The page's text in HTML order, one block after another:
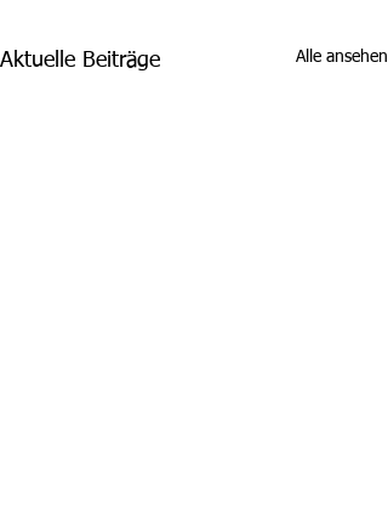
Aktuelle Beiträge Alle ansehen